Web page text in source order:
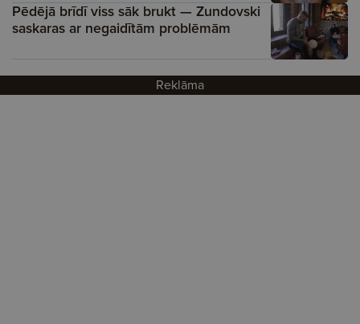
Pēdējā brīdī viss sāk brukt — Zundovski
saskaras ar negaidītām problēmām
Reklāma